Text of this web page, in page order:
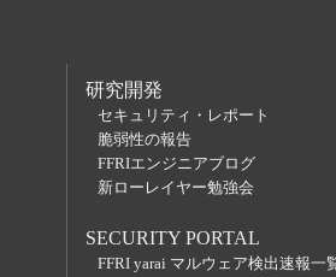
研究開発
セキュリティ・レポート
脆弱性の報告
FFRIエンジニアブログ
新ローレイヤー勉強会
SECURITY PORTAL
FFRI yarai マルウェア検出速報一